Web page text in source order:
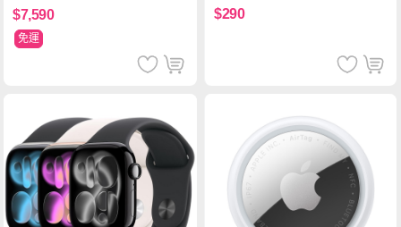
$7,590
免運
$290